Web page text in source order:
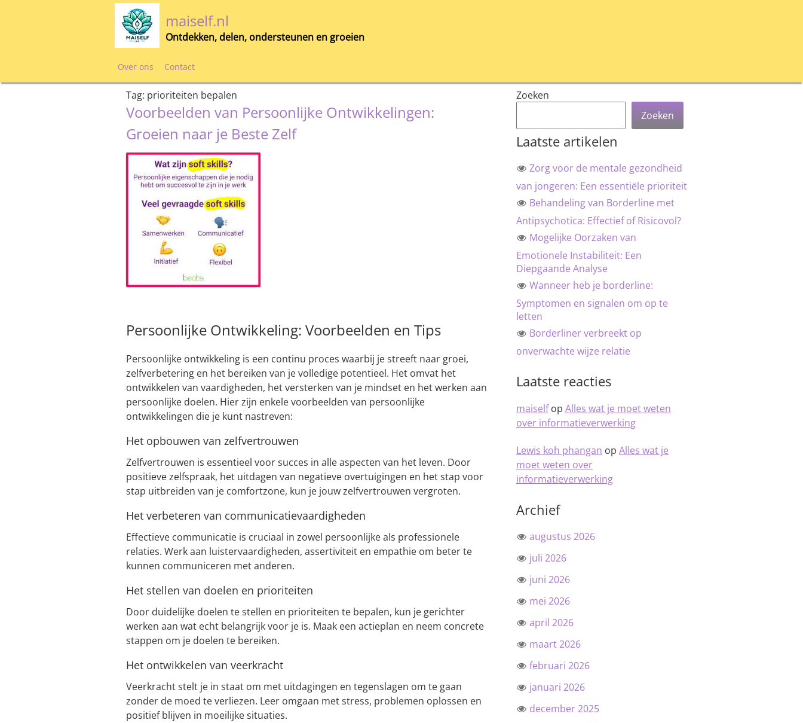
maiself.nl
Ontdekken, delen, ondersteunen en groeien
Over ons Contact
Tag: prioriteiten bepalen
Voorbeelden van Persoonlijke Ontwikkelingen:
Groeien naar je Beste Zelf
Persoonlijke Ontwikkeling: Voorbeelden en Tips
Persoonlijke ontwikkeling is een continu proces waarbij je streeft naar groei,
zelfverbetering en het bereiken van je volledige potentieel. Het omvat het
ontwikkelen van vaardigheden, het versterken van je mindset en het werken aan
persoonlijke doelen. Hier zijn enkele voorbeelden van persoonlijke
ontwikkelingen die je kunt nastreven:
Het opbouwen van zelfvertrouwen
Zelfvertrouwen is essentieel voor succes in alle aspecten van het leven. Door
positieve zelfspraak, het uitdagen van negatieve overtuigingen en het stap voor
stap uitbreiden van je comfortzone, kun je jouw zelfvertrouwen vergroten.
Het verbeteren van communicatievaardigheden
Effectieve communicatie is cruciaal in zowel persoonlijke als professionele
relaties. Werk aan luistervaardigheden, assertiviteit en empathie om beter te
kunnen communiceren met anderen.
Het stellen van doelen en prioriteiten
Door duidelijke doelen te stellen en prioriteiten te bepalen, kun je gerichter
werken aan wat echt belangrijk voor je is. Maak een actieplan en neem concrete
stappen om je doelen te bereiken.
Het ontwikkelen van veerkracht
Veerkracht stelt je in staat om met uitdagingen en tegenslagen om te gaan
zonder de moed te verliezen. Leer omgaan met stress, problemen oplossen en
positief blijven in moeilijke situaties.
Zoeken
Zoeken
Laatste artikelen
Zorg voor de mentale gezondheid
van jongeren: Een essentiële prioriteit
Behandeling van Borderline met
Antipsychotica: Effectief of Risicovol?
Mogelijke Oorzaken van
Emotionele Instabiliteit: Een
Diepgaande Analyse
Wanneer heb je borderline:
Symptomen en signalen om op te
letten
Borderliner verbreekt op
onverwachte wijze relatie
Laatste reacties
maiselfop Alles wat je moet weten
over informatieverwerking
Lewis koh phangan op Alles wat je
moet weten over
informatieverwerking
Archief
augustus 2026
juli 2026
juni 2026
mei 2026
april 2026
maart 2026
februari 2026
januari 2026
december 2025